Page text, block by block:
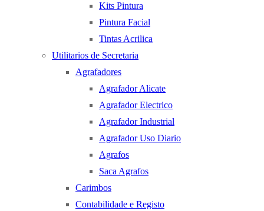
Kits Pintura
Pintura Facial
Tintas Acrilica
Utilitarios de Secretaria
Agrafadores
Agrafador Alicate
Agrafador Electrico
Agrafador Industrial
Agrafador Uso Diario
Agrafos
Saca Agrafos
Carimbos
Contabilidade e Registo